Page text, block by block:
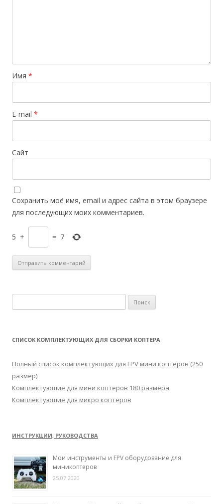
Имя *
E-mail *
Сайт
Сохранить моё имя, email и адрес сайта в этом браузере
для последующих моих комментариев.
5 + = 7
а
СПИСОК КОМПЛЕКТУЮЩИХ ДЛЯ СБОРКИ КОПТЕРА
Полный список комплектующих для FPV мини коптеров (250
размер)
Комплектующие для мини коптеров 180 размера
Комплектующие для микро коптеров
ИНСТРУКЦИИ, РУКОВОДСТВА
Мои инструменты и FPV оборудование для
миникоптеров
25.07.2020